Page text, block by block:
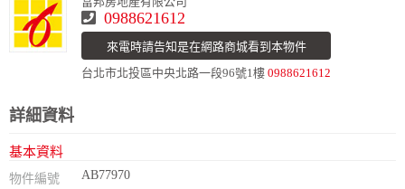
0988621612
來電時請告知是在網路商城看到本物件
台北市北投區中央北路一段96號1樓 0988621612
詳細資料
基本資料
物件編號 AB77970